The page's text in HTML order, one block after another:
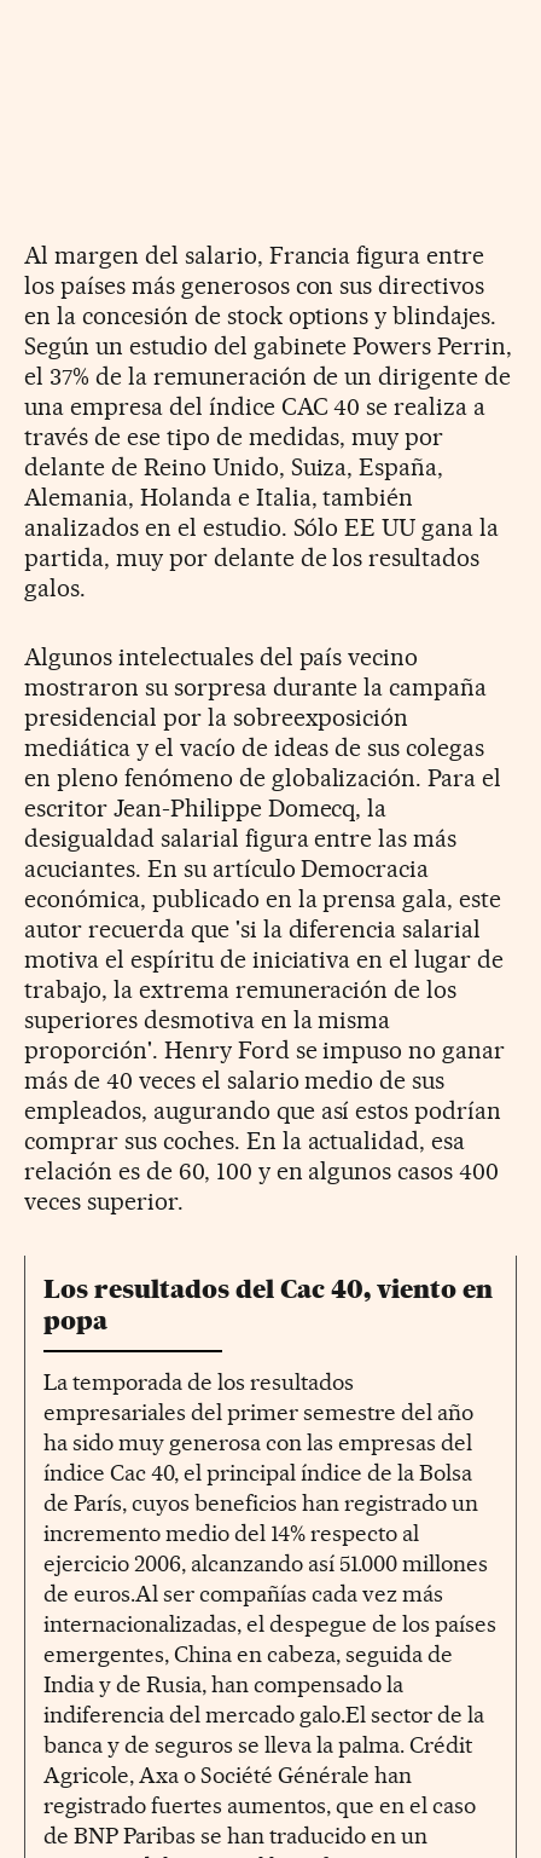
Al margen del salario, Francia figura entre
los países más generosos con sus directivos
en la concesión de stock options y blindajes.
Según un estudio del gabinete Powers Perrin,
el 37% de la remuneración de un dirigente de
una empresa del índice CAC 40 se realiza a
través de ese tipo de medidas, muy por
delante de Reino Unido, Suiza, España,
Alemania, Holanda e Italia, también
analizados en el estudio. Sólo EE UU gana la
partida, muy por delante de los resultados
galos.
Algunos intelectuales del país vecino
mostraron su sorpresa durante la campaña
presidencial por la sobreexposición
mediática y el vacío de ideas de sus colegas
en pleno fenómeno de globalización. Para el
escritor Jean-Philippe Domecq, la
desigualdad salarial figura entre las más
acuciantes. En su artículo Democracia
económica, publicado en la prensa gala, este
autor recuerda que 'si la diferencia salarial
motiva el espíritu de iniciativa en el lugar de
trabajo, la extrema remuneración de los
superiores desmotiva en la misma
proporción'. Henry Ford se impuso no ganar
más de 40 veces el salario medio de sus
empleados, augurando que así estos podrían
comprar sus coches. En la actualidad, esa
relación es de 60, 100 y en algunos casos 400
veces superior.
Los resultados del Cac 40, viento en
popa
La temporada de los resultados
empresariales del primer semestre del año
ha sido muy generosa con las empresas del
índice Cac 40, el principal índice de la Bolsa
de París, cuyos beneficios han registrado un
incremento medio del 14% respecto al
ejercicio 2006, alcanzando así 51.000 millones
de euros.Al ser compañías cada vez más
internacionalizadas, el despegue de los países
emergentes, China en cabeza, seguida de
India y de Rusia, han compensado la
indiferencia del mercado galo.El sector de la
banca y de seguros se lleva la palma. Crédit
Agricole, Axa o Société Générale han
registrado fuertes aumentos, que en el caso
de BNP Paribas se han traducido en un